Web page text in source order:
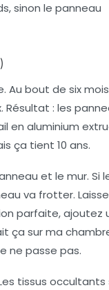
sinon le panneau
Au bout de six
: les
en aluminium
ça tient 10 ans.
et le mur. Si
va frotter.
parfaite, ajoutez
ça sur ma
ne passe pas.
tissus